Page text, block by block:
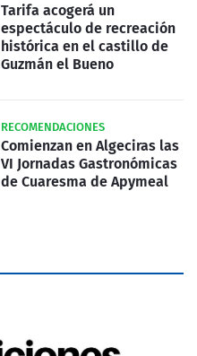
Tarifa acogerá un
espectáculo de recreación
histórica en el castillo de
Guzmán el Bueno
RECOMENDACIONES
Comienzan en Algeciras las
VI Jornadas Gastronómicas
de Cuaresma de Apymeal